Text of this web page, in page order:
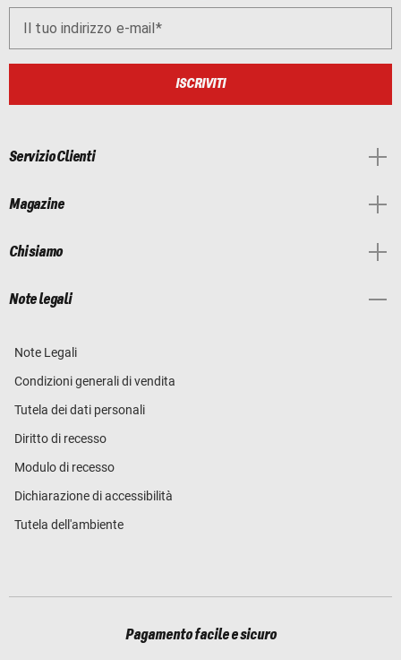
Il tuo indirizzo e-mail
ISCRIVITI
Servizio Clienti
Magazine
Chi siamo
Note legali
Note Legali
Condizioni generali di vendita
Tutela dei dati personali
Diritto di recesso
Modulo di recesso
Dichiarazione di accessibilità
Tutela dell'ambiente
Pagamento facile e sicuro